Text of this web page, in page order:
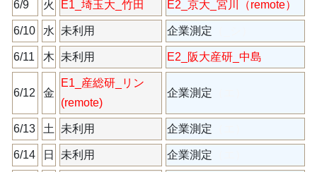
6/9 火 E1_埼玉大_竹田 E2_京大_宮川（remote）
6/10 水 未利用 企業測定
6/11 木 未利用 E2_阪大産研_中島
6/12 金
E1_産総研_リン
(remote)
企業測定
6/13 土 未利用 企業測定
6/14 日 未利用 企業測定